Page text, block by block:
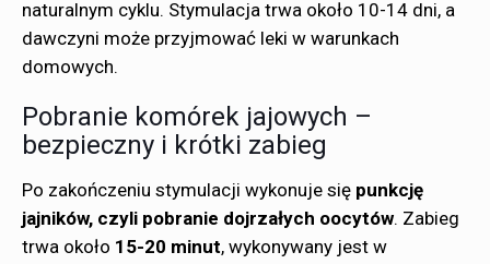
naturalnym cyklu. Stymulacja trwa około 10-14 dni, a
dawczyni może przyjmować leki w warunkach
domowych.
Pobranie komórek jajowych –
bezpieczny i krótki zabieg
Po zakończeniu stymulacji wykonuje się punkcję
jajników, czyli pobranie dojrzałych oocytów. Zabieg
trwa około 15-20 minut, wykonywany jest w